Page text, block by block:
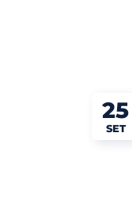
25
SET